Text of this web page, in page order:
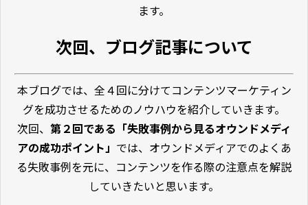
ます。
次回、ブログ記事について
本ブログでは、全４回に分けてコンテンツマーケティン
グを成功させるためのノウハウを紹介していきます。
次回、 第２回である 「失敗事例から見るオウンドメディ
アの成功ポイント」 では、 オウンドメディアでのよくあ
る失敗事例を元に、コンテンツを作る際の注意点を解説
していきたいと思います。